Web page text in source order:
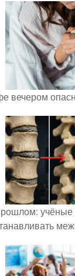
вечером
учёные